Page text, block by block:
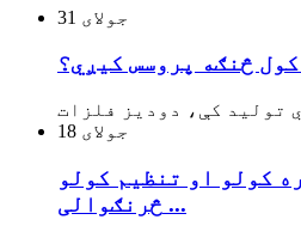
جولای 31
څنګه پروسس کیږي؟
جولای 18
کولو او تنظیم کولو
څرنګوالی ...